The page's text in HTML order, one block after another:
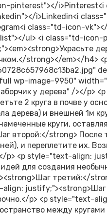
pinterest"></
i>Linkedin<i
class="td-icon-
ul> <i class="td-
strong></em></h4>
wp-image-9950"
у дерева" /></p>
2 круга в почве у
дерева) и внешней 1м
круги,
второй:</strong> После
и переплетите их.
p> <p style="text-align:
для создания
третий:</
p> <p style="text-
между